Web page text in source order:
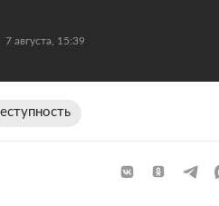
7 августа, 15:39